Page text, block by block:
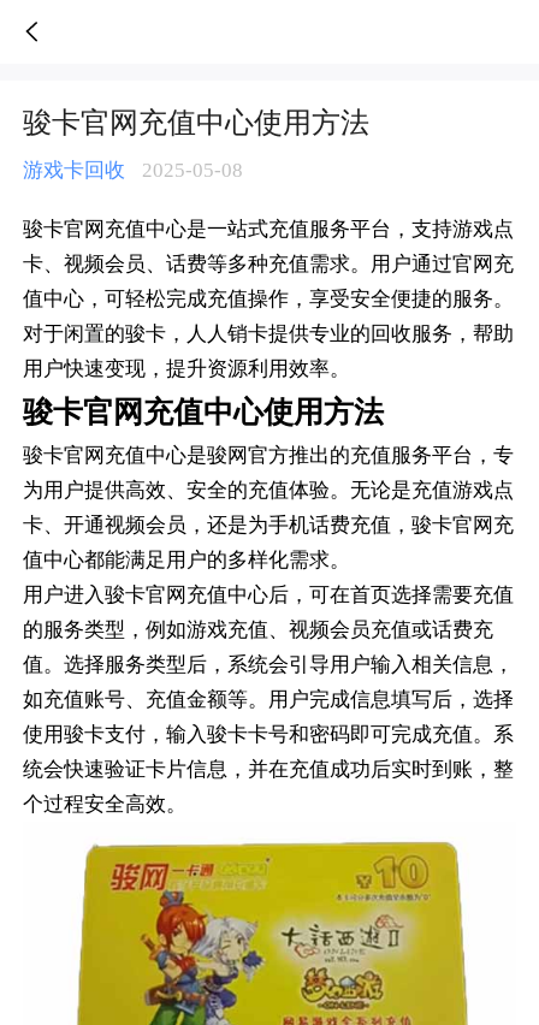
骏卡官网充值中心使用方法
游戏卡回收 2025-05-08
骏卡官网充值中心是一站式充值服务平台，支持游戏点
卡、视频会员、话费等多种充值需求。用户通过官网充
值中心，可轻松完成充值操作，享受安全便捷的服务。
对于闲置的骏卡，人人销卡提供专业的回收服务，帮助
用户快速变现，提升资源利用效率。
骏卡官网充值中心使用方法
骏卡官网充值中心是骏网官方推出的充值服务平台，专
为用户提供高效、安全的充值体验。无论是充值游戏点
卡、开通视频会员，还是为手机话费充值，骏卡官网充
值中心都能满足用户的多样化需求。
用户进入骏卡官网充值中心后，可在首页选择需要充值
的服务类型，例如游戏充值、视频会员充值或话费充
值。选择服务类型后，系统会引导用户输入相关信息，
如充值账号、充值金额等。用户完成信息填写后，选择
使用骏卡支付，输入骏卡卡号和密码即可完成充值。系
统会快速验证卡片信息，并在充值成功后实时到账，整
个过程安全高效。